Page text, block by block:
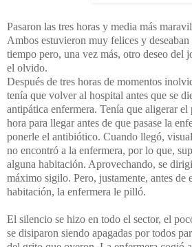
Pasaron las tres horas y media más
Ambos estuvieron muy felices y deseaban
tiempo pero, una vez más, otro deseo del
el olvido.
Después de tres horas de momentos
tenía que volver al hospital antes que se
antipática enfermera. Tenía que aligerar el
hora para llegar antes de que pasase la
ponerle el antibiótico. Cuando llegó,
no encontró a la enfermera, por lo que,
alguna habitación. Aprovechando, se
máximo sigilo. Pero, justamente, antes de
habitación, la enfermera le pilló.
El silencio se hizo en todo el sector, el
se disiparon siendo apagadas por todos